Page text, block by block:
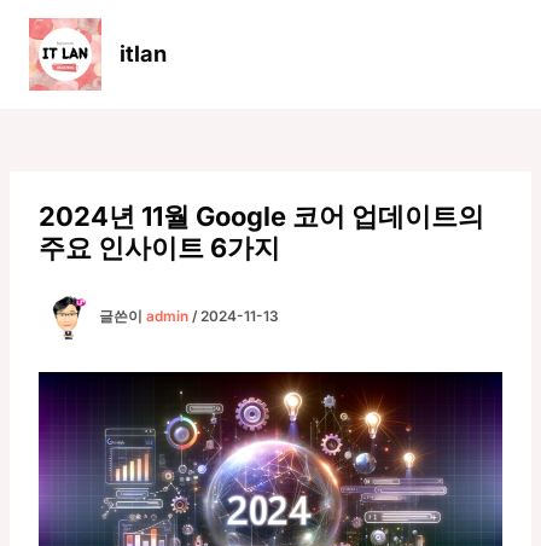
itlan
2024년 11월 Google 코어 업데이트의
주요 인사이트 6가지
글쓴이 admin /2024-11-13